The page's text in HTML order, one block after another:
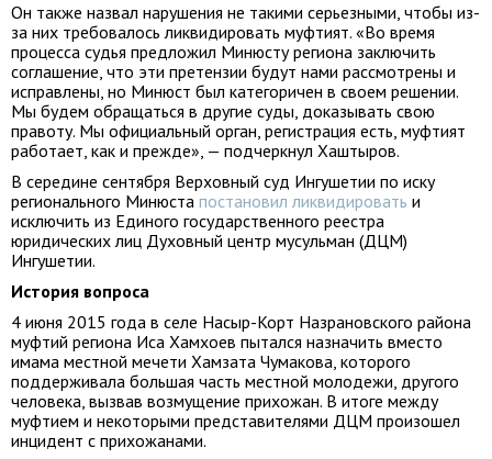
Он также назвал нарушения не такими серьезными, чтобы из-
за них требовалось ликвидировать муфтият. «Во время
процесса судья предложил Минюсту региона заключить
соглашение, что эти претензии будут нами рассмотрены и
исправлены, но Минюст был категоричен в своем решении.
Мы будем обращаться в другие суды, доказывать свою
правоту. Мы официальный орган, регистрация есть, муфтият
работает, как и прежде», — подчеркнул Хаштыров.
В середине сентября Верховный суд Ингушетии по иску
регионального Минюста постановил ликвидировать и
исключить из Единого государственного реестра
юридических лиц Духовный центр мусульман (ДЦМ)
Ингушетии.
История вопроса
4 июня 2015 года в селе Насыр-Корт Назрановского района
муфтий региона Иса Хамхоев пытался назначить вместо
имама местной мечети Хамзата Чумакова, которого
поддерживала большая часть местной молодежи, другого
человека, вызвав возмущение прихожан. В итоге между
муфтием и некоторыми представителями ДЦМ произошел
инцидент с прихожанами.